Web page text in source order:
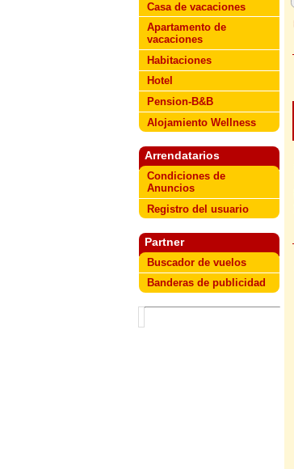
Casa de vacaciones
Apartamento de
vacaciones
Habitaciones
Hotel
Pension-B&B
Alojamiento Wellness
Arrendatarios
Condiciones de
Anuncios
Registro del usuario
Partner
Buscador de vuelos
Banderas de publicidad